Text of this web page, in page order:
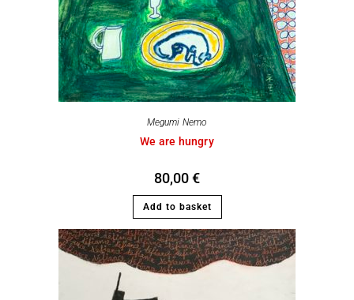
Megumi Nemo
We are hungry
80,00€
Add to basket